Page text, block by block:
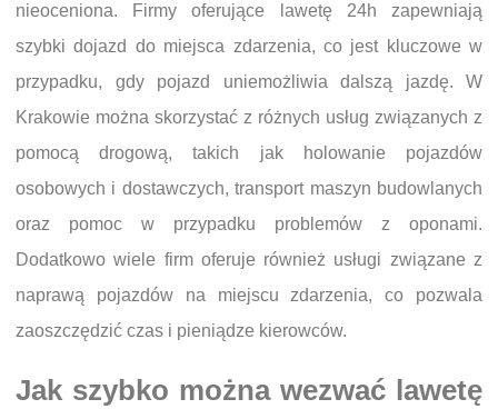
nieoceniona. Firmy oferujące lawetę 24h zapewniają
szybki dojazd do miejsca zdarzenia, co jest kluczowe w
przypadku, gdy pojazd uniemożliwia dalszą jazdę. W
Krakowie można skorzystać z różnych usług związanych z
pomocą drogową, takich jak holowanie pojazdów
osobowych i dostawczych, transport maszyn budowlanych
oraz pomoc w przypadku problemów z oponami.
Dodatkowo wiele firm oferuje również usługi związane z
naprawą pojazdów na miejscu zdarzenia, co pozwala
zaoszczędzić czas i pieniądze kierowców.
Jak szybko można wezwać lawetę